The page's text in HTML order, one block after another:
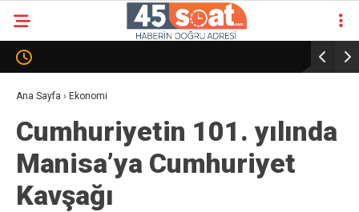
Ana Sayfa › Ekonomi
Cumhuriyetin 101. yılında
Manisa’ya Cumhuriyet
Kavşağı